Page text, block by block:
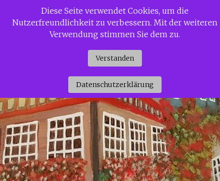
InhaltSiggi Gerdaus Welt
Diese Seite verwendet Cookies, um die
Nutzerfreundlichkeit zu verbessern. Mit der weiteren
Verwendung stimmen Sie dem zu.
Verstanden
Datenschutzerklärung